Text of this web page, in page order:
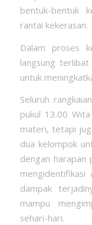
bentuk-bentuk
rantai kekerasan.
Dalam proses
langsung
untuk
Seluruh
pukul 13.00
materi, tetapi
dua kelompok
dengan
mengidentifikasi
dampak
mampu
sehari-hari.